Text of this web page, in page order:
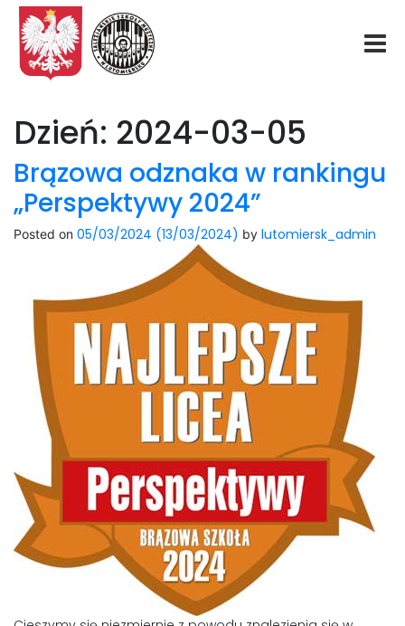
O nas
Aktualności
Rekrutacja
Konkurs organowy
LAOM
Klasztor
1,5%
Kontakt
Dzień: 2024-03-05
Brązowa odznaka w rankingu
„Perspektywy 2024”
Posted on 05/03/2024 (13/03/2024) by lutomiersk_admin